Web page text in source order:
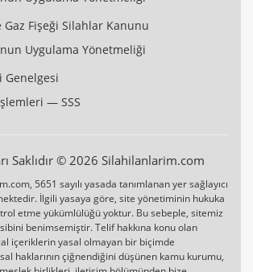
Gaz Fişeği Silahlar Kanunu
Uygulama Yönetmeliği
Genelgesi
— SSS
Saklıdır © 2026 Silahilanlarim.com
5651 sayılı yasada tanımlanan yer sağlayıcı
İlgili yasaya göre, site yönetiminin hukuka
etme yükümlülüğü yoktur. Bu sebeple, sitemiz
benimsemiştir. Telif hakkına konu olan
içeriklerin yasal olmayan bir biçimde
haklarının çiğnendiğini düşünen kamu kurumu,